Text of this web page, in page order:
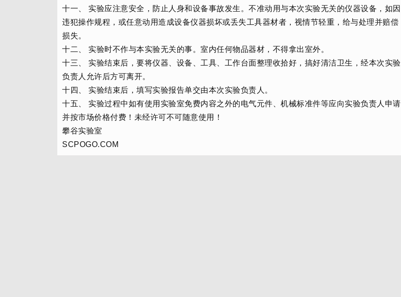
十一、 实验应注意安全，防止人身和设备事故发生。不准动用与本次实验无关的仪器设备，如因
违犯操作规程，或任意动用造成设备仪器损坏或丢失工具器材者，视情节轻重，给与处理并赔偿
损失。
十二、 实验时不作与本实验无关的事。室内任何物品器材，不得拿出室外。
十三、 实验结束后，要将仪器、设备、工具、工作台面整理收拾好，搞好清洁卫生，经本次实验
负责人允许后方可离开。
十四、 实验结束后，填写实验报告单交由本次实验负责人。
十五、 实验过程中如有使用实验室免费内容之外的电气元件、机械标准件等应向实验负责人申请
并按市场价格付费！未经许可不可随意使用！
攀谷实验室
SCPOGO.COM